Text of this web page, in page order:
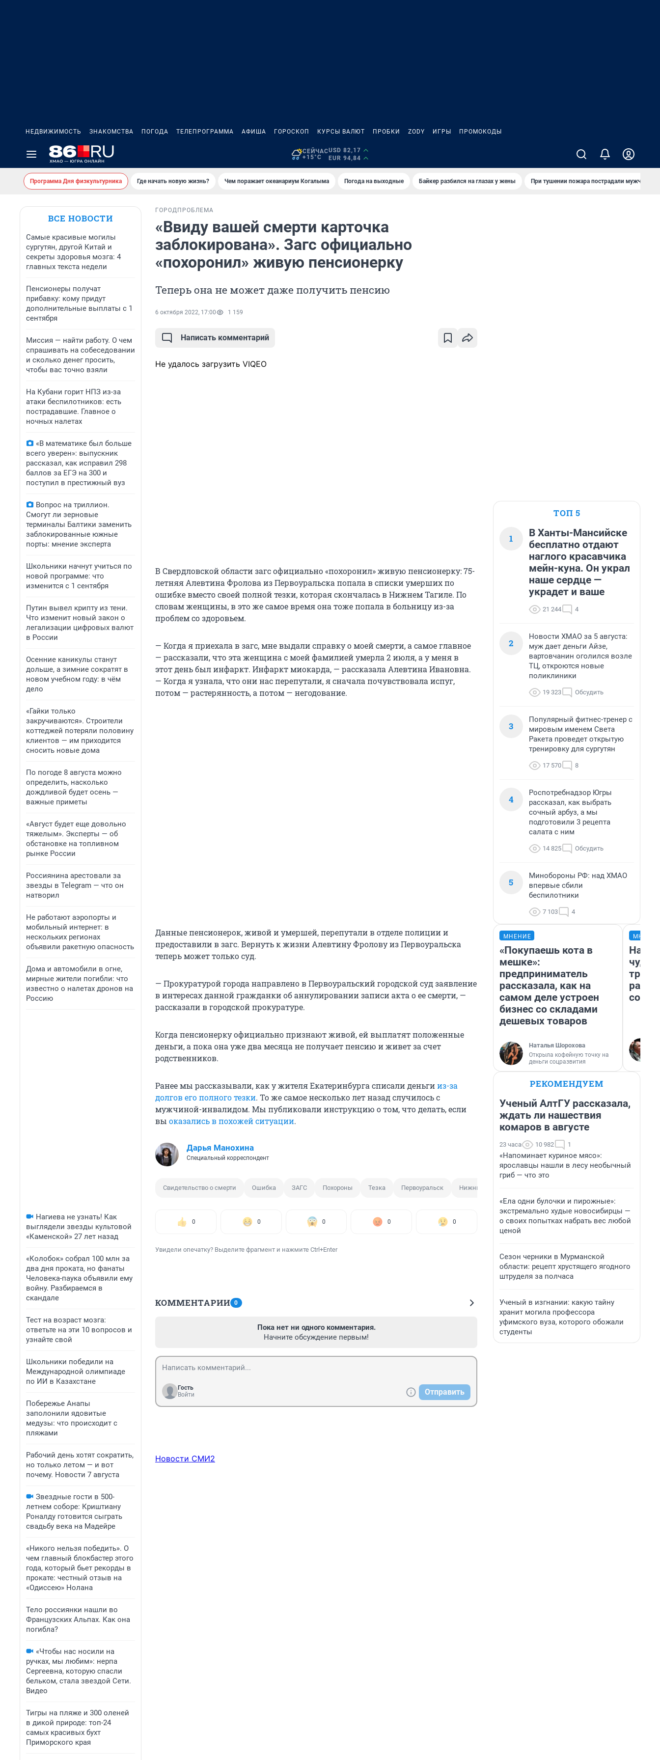
НЕДВИЖИМОСТЬ ЗНАКОМСТВА ПОГОДА ТЕЛЕПРОГРАММА АФИША ГОРОСКОП КУРСЫ ВАЛЮТ ПРОБКИ ZODY ИГРЫ ПРОМОКОДЫ
СЕЙЧАС
+15°C
USD 82,17
EUR 94,84
Программа Дня физкультурника Где начать новую жизнь? Чем поражает океанариум Когалыма Погода на выходные Байкер разбился на глазах у жены При тушении пожара пострадали мужчины
ВСЕ НОВОСТИ
Самые красивые могилы
сургутян, другой Китай и
секреты здоровья мозга: 4
главных текста недели
Пенсионеры получат
прибавку: кому придут
дополнительные выплаты с 1
сентября
Миссия — найти работу. О чем
спрашивать на собеседовании
и сколько денег просить,
чтобы вас точно взяли
На Кубани горит НПЗ из-за
атаки беспилотников: есть
пострадавшие. Главное о
ночных налетах
«В математике был больше
всего уверен»: выпускник
рассказал, как исправил 298
баллов за ЕГЭ на 300 и
поступил в престижный вуз
Вопрос на триллион.
Смогут ли зерновые
терминалы Балтики заменить
заблокированные южные
порты: мнение эксперта
Школьники начнут учиться по
новой программе: что
изменится с 1 сентября
Путин вывел крипту из тени.
Что изменит новый закон о
легализации цифровых валют
в России
Осенние каникулы станут
дольше, а зимние сократят в
новом учебном году: в чём
дело
«Гайки только
закручиваются». Строители
коттеджей потеряли половину
клиентов — им приходится
сносить новые дома
По погоде 8 августа можно
определить, насколько
дождливой будет осень —
важные приметы
«Август будет еще довольно
тяжелым». Эксперты — об
обстановке на топливном
рынке России
Россиянина арестовали за
звезды в Telegram — что он
натворил
Не работают аэропорты и
мобильный интернет: в
нескольких регионах
объявили ракетную опасность
Дома и автомобили в огне,
мирные жители погибли: что
известно о налетах дронов на
Россию
Нагиева не узнать! Как
выглядели звезды культовой
«Каменской» 27 лет назад
«Колобок» собрал 100 млн за
два дня проката, но фанаты
Человека-паука объявили ему
войну. Разбираемся в
скандале
Тест на возраст мозга:
ответьте на эти 10 вопросов и
узнайте свой
Школьники победили на
Международной олимпиаде
по ИИ в Казахстане
Побережье Анапы
заполонили ядовитые
медузы: что происходит с
пляжами
Рабочий день хотят сократить,
но только летом — и вот
почему. Новости 7 августа
Звездные гости в 500-
летнем соборе: Криштиану
Роналду готовится сыграть
свадьбу века на Мадейре
«Никого нельзя победить». О
чем главный блокбастер этого
года, который бьет рекорды в
прокате: честный отзыв на
«Одиссею» Нолана
Тело россиянки нашли во
Французских Альпах. Как она
погибла?
«Чтобы нас носили на
ручках, мы любим»: нерпа
Сергеевна, которую спасли
бельком, стала звездой Сети.
Видео
Тигры на пляже и 300 оленей
в дикой природе: топ-24
самых красивых бухт
Приморского края
ГОРОД ПРОБЛЕМА
«Ввиду вашей смерти карточка
заблокирована». Загс официально
«похоронил» живую пенсионерку
Теперь она не может даже получить пенсию
6 октября 2022, 17:00 1 159
Написать комментарий
Не удалось загрузить VIQEO
В Свердловской области загс официально «похоронил» живую пенсионерку: 75-
летняя Алевтина Фролова из Первоуральска попала в списки умерших по
ошибке вместо своей полной тезки, которая скончалась в Нижнем Тагиле. По
словам женщины, в это же самое время она тоже попала в больницу из-за
проблем со здоровьем.
— Когда я приехала в загс, мне выдали справку о моей смерти, а самое главное
— рассказали, что эта женщина с моей фамилией умерла 2 июля, а у меня в
этот день был инфаркт. Инфаркт миокарда, — рассказала Алевтина Ивановна.
— Когда я узнала, что они нас перепутали, я сначала почувствовала испуг,
потом — растерянность, а потом — негодование.
Данные пенсионерок, живой и умершей, перепутали в отделе полиции и
предоставили в загс. Вернуть к жизни Алевтину Фролову из Первоуральска
теперь может только суд.
— Прокуратурой города направлено в Первоуральский городской суд заявление
в интересах данной гражданки об аннулировании записи акта о ее смерти, —
рассказали в городской прокуратуре.
Когда пенсионерку официально признают живой, ей выплатят положенные
деньги, а пока она уже два месяца не получает пенсию и живет за счет
родственников.
Ранее мы рассказывали, как у жителя Екатеринбурга списали деньгииз-за
долгов его полного тезки. То же самое несколько лет назад случилось с
мужчиной-инвалидом. Мы публиковали инструкцию о том, что делать, если
вы оказались в похожей ситуации.
Дарья Манохина
Специальный корреспондент
Свидетельство о смерти Ошибка ЗАГС Похороны Тезка Первоуральск Нижний Тагил
0 0 0 0 0
Увидели опечатку? Выделите фрагмент и нажмите Ctrl+Enter
КОММЕНТАРИИ 0
Пока нет ни одного комментария.
Начните обсуждение первым!
Гость
Войти
Отправить
Новости СМИ2
ТОП 5
1
В Ханты-Мансийске
бесплатно отдают
наглого красавчика
мейн-куна. Он украл
наше сердце —
украдет и ваше
21 244 4
2
Новости ХМАО за 5 августа:
муж дает деньги Айзе,
вартовчанин оголился возле
ТЦ, откроются новые
поликлиники
19 323 Обсудить
3
Популярный фитнес-тренер с
мировым именем Света
Ракета проведет открытую
тренировку для сургутян
17 570 8
4
Роспотребнадзор Югры
рассказал, как выбрать
сочный арбуз, а мы
подготовили 3 рецепта
салата с ним
14 825 Обсудить
5
Минобороны РФ: над ХМАО
впервые сбили
беспилотники
7 103 4
МНЕНИЕ
«Покупаешь кота в
мешке»:
предприниматель
рассказала, как на
самом деле устроен
бизнес со складами
дешевых товаров
Наталья Шорохова
Открыла кофейную точку на
деньги соцразвития
РЕКОМЕНДУЕМ
Ученый АлтГУ рассказала,
ждать ли нашествия
комаров в августе
23 часа 10 982 1
«Напоминает куриное мясо»:
ярославцы нашли в лесу необычный
гриб — что это
«Ела одни булочки и пирожные»:
экстремально худые новосибирцы —
о своих попытках набрать вес любой
ценой
Сезон черники в Мурманской
области: рецепт хрустящего ягодного
штруделя за полчаса
Ученый в изгнании: какую тайну
хранит могила профессора
уфимского вуза, которого обожали
студенты